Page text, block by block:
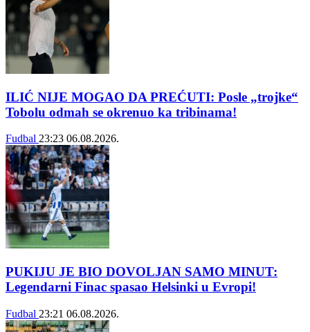
ILIĆ NIJE MOGAO DA PREĆUTI: Posle „trojke“
Tobolu odmah se okrenuo ka tribinama!
Fudbal 23:23 06.08.2026.
PUKIJU JE BIO DOVOLJAN SAMO MINUT:
Legendarni Finac spasao Helsinki u Evropi!
Fudbal 23:21 06.08.2026.